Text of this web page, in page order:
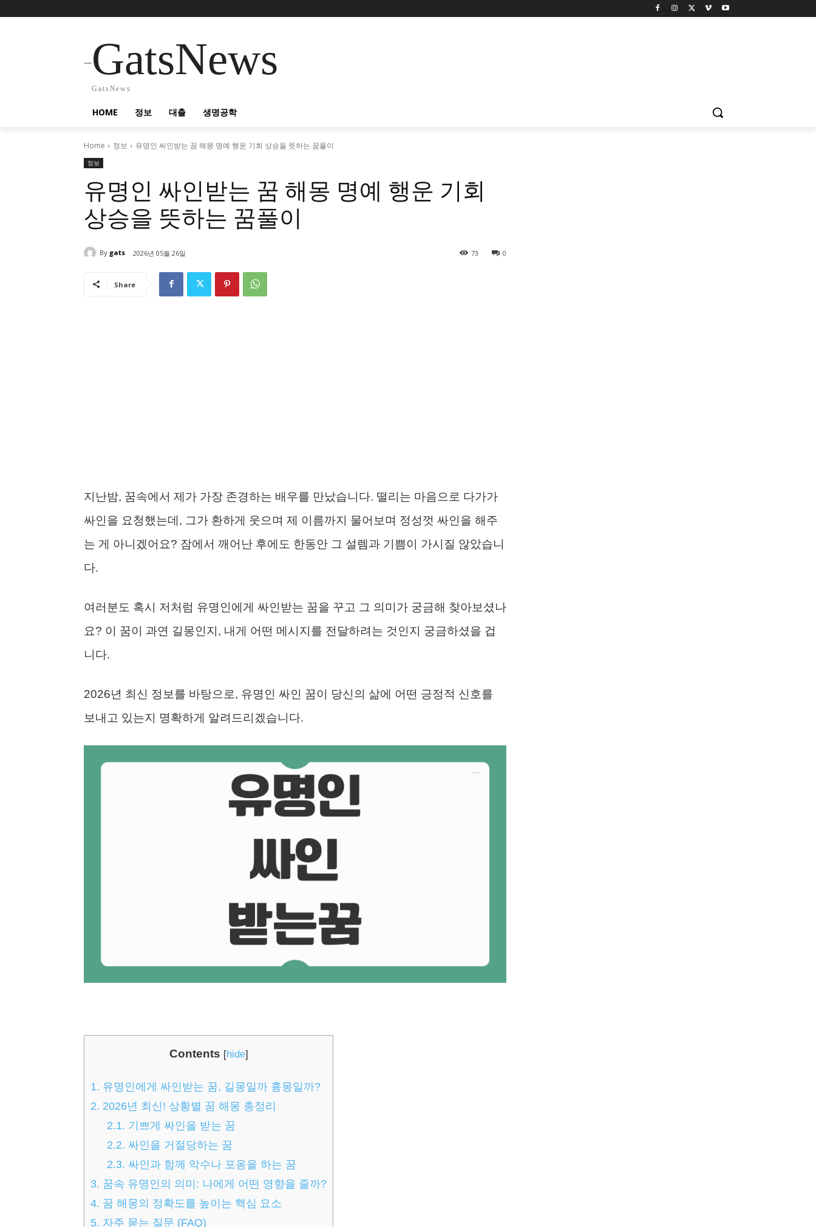
GatsNews
GatsNews
HOME 정보 대출 생명공학
Home 정보 유명인 싸인받는 꿈 해몽 명예 행운 기회 상승을 뜻하는 꿈풀이
정보
유명인 싸인받는 꿈 해몽 명예 행운 기회
상승을 뜻하는 꿈풀이
By gats 2026년 05월 26일 0
73
Share
지난밤, 꿈속에서 제가 가장 존경하는 배우를 만났습니다. 떨리는 마음으로 다가가
싸인을 요청했는데, 그가 환하게 웃으며 제 이름까지 물어보며 정성껏 싸인을 해주
는 게 아니겠어요? 잠에서 깨어난 후에도 한동안 그 설렘과 기쁨이 가시질 않았습니
다.
여러분도 혹시 저처럼 유명인에게 싸인받는 꿈을 꾸고 그 의미가 궁금해 찾아보셨나
요? 이 꿈이 과연 길몽인지, 내게 어떤 메시지를 전달하려는 것인지 궁금하셨을 겁
니다.
2026년 최신 정보를 바탕으로, 유명인 싸인 꿈이 당신의 삶에 어떤 긍정적 신호를
보내고 있는지 명확하게 알려드리겠습니다.
Contents [hide]
1. 유명인에게 싸인받는 꿈, 길몽일까 흉몽일까?
2. 2026년 최신! 상황별 꿈 해몽 총정리
2.1. 기쁘게 싸인을 받는 꿈
2.2. 싸인을 거절당하는 꿈
2.3. 싸인과 함께 악수나 포옹을 하는 꿈
3. 꿈속 유명인의 의미: 나에게 어떤 영향을 줄까?
4. 꿈 해몽의 정확도를 높이는 핵심 요소
5. 자주 묻는 질문 (FAQ)